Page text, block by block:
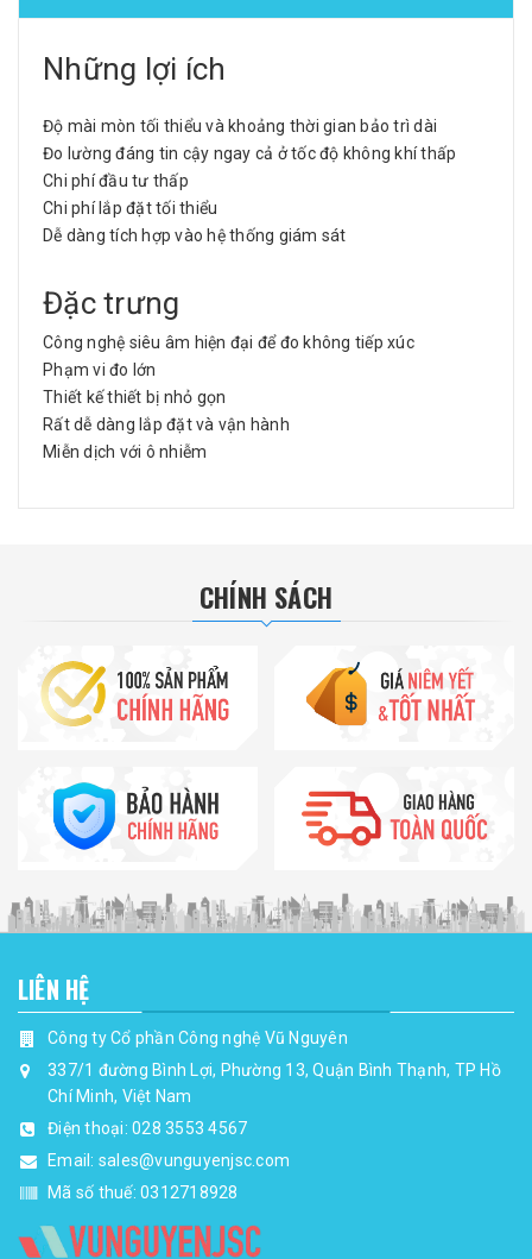
Những lợi ích
Độ mài mòn tối thiểu và khoảng thời gian bảo trì dài
Đo lường đáng tin cậy ngay cả ở tốc độ không khí thấp
Chi phí đầu tư thấp
Chi phí lắp đặt tối thiểu
Dễ dàng tích hợp vào hệ thống giám sát
Đặc trưng
Công nghệ siêu âm hiện đại để đo không tiếp xúc
Phạm vi đo lớn
Thiết kế thiết bị nhỏ gọn
Rất dễ dàng lắp đặt và vận hành
Miễn dịch với ô nhiễm
CHÍNH SÁCH
LIÊN HỆ
Công ty Cổ phần Công nghệ Vũ Nguyên
337/1 đường Bình Lợi, Phường 13, Quận Bình Thạnh, TP Hồ
Chí Minh, Việt Nam
Điện thoại: 028 3553 4567
Email: sales@vunguyenjsc.com
Mã số thuế: 0312718928